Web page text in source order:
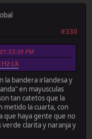
#330
PM
Lk
la bandera irlandesa y
en mayusculas
tan catetos que la
metido la cuarta, con
que haya gente que no
verde clarita y naranja y